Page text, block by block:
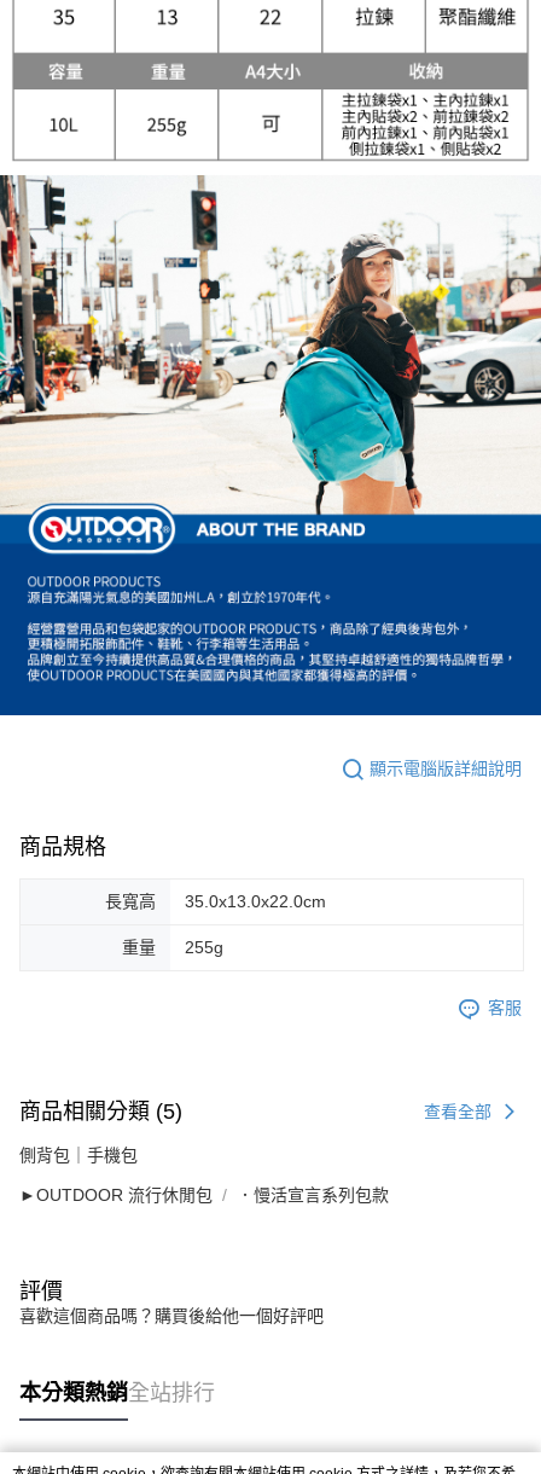
顯示電腦版詳細說明
商品規格
長寬高 35.0x13.0x22.0cm
重量 255g
客服
商品相關分類 (5) 查看全部
側背包｜手機包
►OUTDOOR 流行休閒包 ．慢活宣言系列包款
評價
喜歡這個商品嗎？購買後給他一個好評吧
本分類熱銷全站排行